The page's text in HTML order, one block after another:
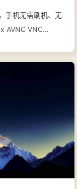
手机无需刷机、无
AVNC VNC
等待完成后会如图
件包： 123pkg
更新的过程中遇
回车继续。 部署容
了一键安装脚本能